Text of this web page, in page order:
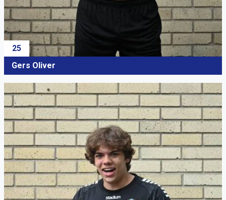
25
Gers Oliver